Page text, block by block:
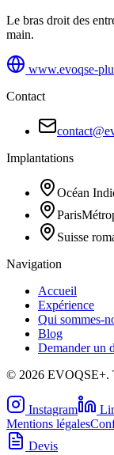
Le bras droit des
main.
www.evoqse-
Contact
Implantations
Océan
Paris
Suisse
Navigation
Accueil
Expérience
Qui sommes-
Blog
Demander un
© 2026 EVOQSE+.
Instagram
Mentions légales
Devis